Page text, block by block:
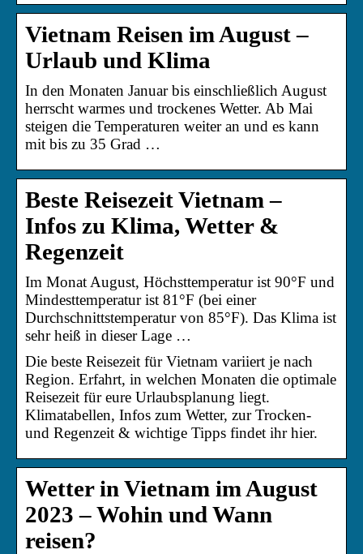
Vietnam Reisen im August –
Urlaub und Klima
In den Monaten Januar bis einschließlich August
herrscht warmes und trockenes Wetter. Ab Mai
steigen die Temperaturen weiter an und es kann
mit bis zu 35 Grad …
Beste Reisezeit Vietnam –
Infos zu Klima, Wetter &
Regenzeit
Im Monat August, Höchsttemperatur ist 90°F und
Mindesttemperatur ist 81°F (bei einer
Durchschnittstemperatur von 85°F). Das Klima ist
sehr heiß in dieser Lage …
Die beste Reisezeit für Vietnam variiert je nach
Region. Erfahrt, in welchen Monaten die optimale
Reisezeit für eure Urlaubsplanung liegt.
Klimatabellen, Infos zum Wetter, zur Trocken-
und Regenzeit & wichtige Tipps findet ihr hier.
Wetter in Vietnam im August
2023 – Wohin und Wann
reisen?